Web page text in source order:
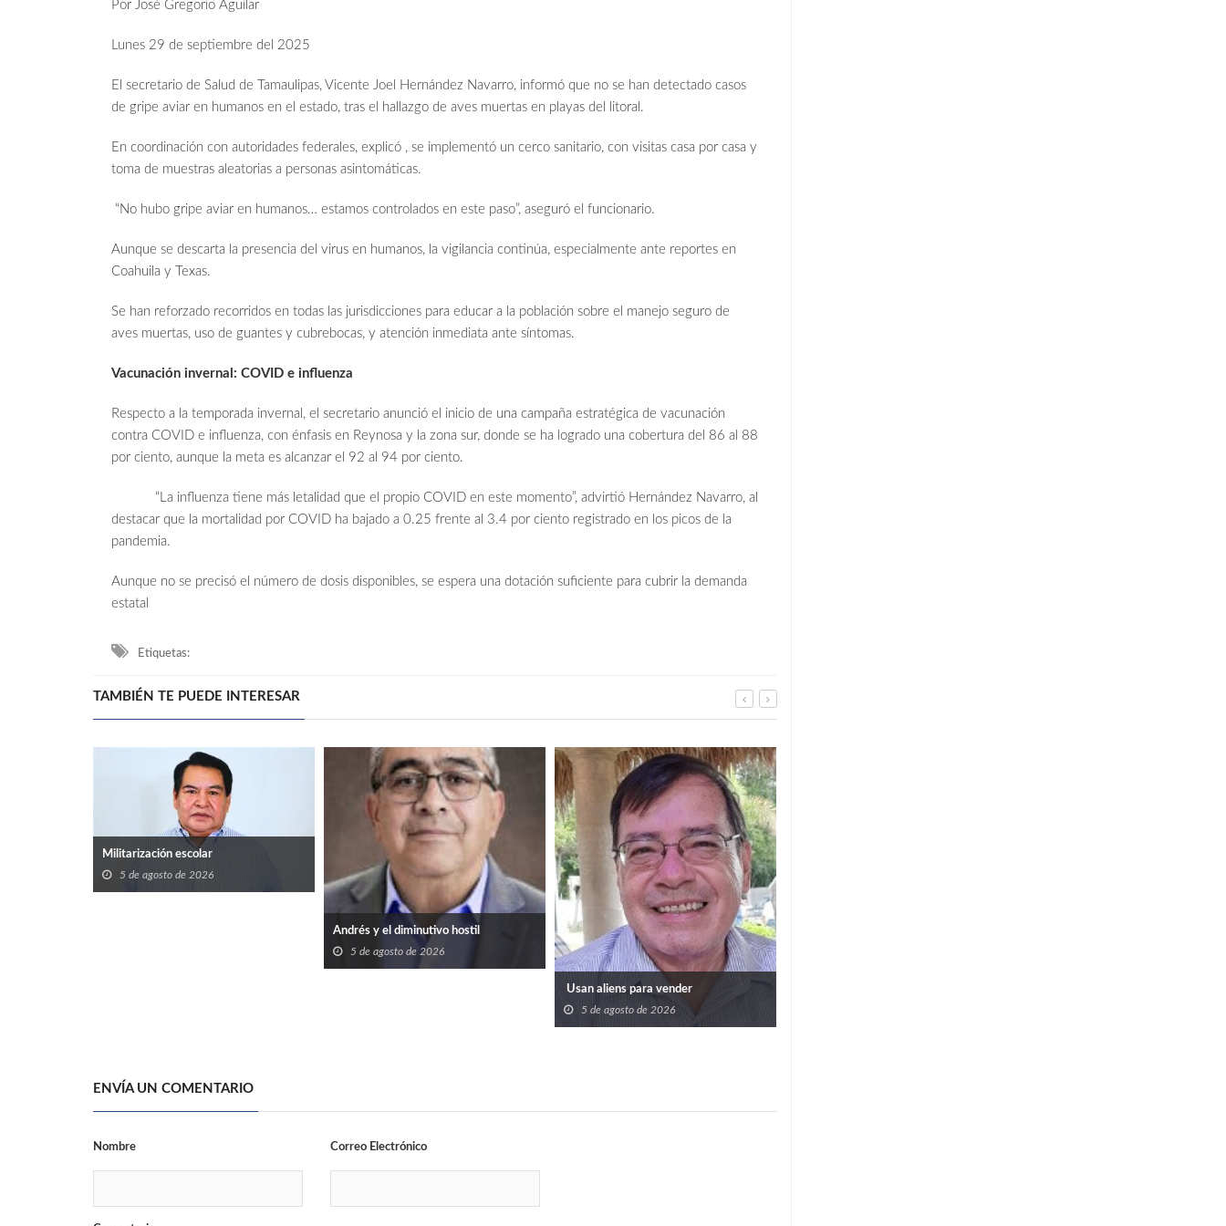
Por José Gregorio Aguilar
Lunes 29 de septiembre del 2025
El secretario de Salud de Tamaulipas, Vicente Joel Hernández Navarro, informó que no se han detectado casos
de gripe aviar en humanos en el estado, tras el hallazgo de aves muertas en playas del litoral.
En coordinación con autoridades federales, explicó , se implementó un cerco sanitario, con visitas casa por casa y
toma de muestras aleatorias a personas asintomáticas.
“No hubo gripe aviar en humanos… estamos controlados en este paso”, aseguró el funcionario.
Aunque se descarta la presencia del virus en humanos, la vigilancia continúa, especialmente ante reportes en
Coahuila y Texas.
Se han reforzado recorridos en todas las jurisdicciones para educar a la población sobre el manejo seguro de
aves muertas, uso de guantes y cubrebocas, y atención inmediata ante síntomas.
Vacunación invernal: COVID e influenza
Respecto a la temporada invernal, el secretario anunció el inicio de una campaña estratégica de vacunación
contra COVID e influenza, con énfasis en Reynosa y la zona sur, donde se ha logrado una cobertura del 86 al 88
por ciento, aunque la meta es alcanzar el 92 al 94 por ciento.
“La influenza tiene más letalidad que el propio COVID en este momento”, advirtió Hernández Navarro, al
destacar que la mortalidad por COVID ha bajado a 0.25 frente al 3.4 por ciento registrado en los picos de la
pandemia.
Aunque no se precisó el número de dosis disponibles, se espera una dotación suficiente para cubrir la demanda
estatal
Etiquetas:
TAMBIÉN TE PUEDE INTERESAR
Militarización escolar
5 de agosto de 2026
Andrés y el diminutivo hostil
5 de agosto de 2026
Usan aliens para vender
5 de agosto de 2026
ENVÍA UN COMENTARIO
Nombre Correo Electrónico